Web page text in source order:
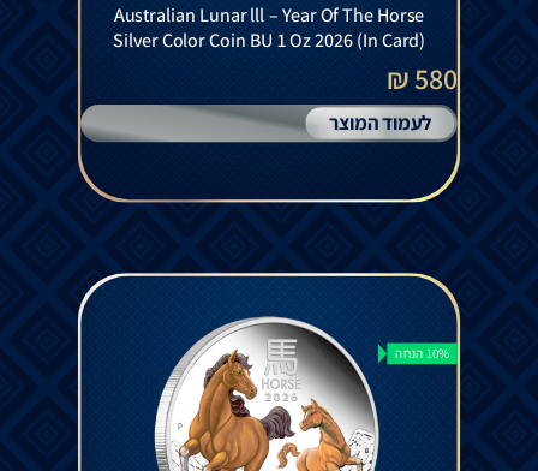
Australian Lunar lll – Year Of The Horse
Silver Color Coin BU 1 Oz 2026 (In Card)
580 ₪
לעמוד המוצר
10% הנחה